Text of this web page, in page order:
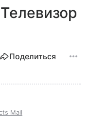
Поделиться
Mail